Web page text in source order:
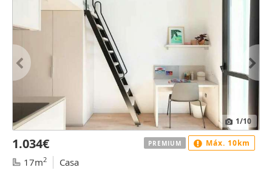
1/10
1.034€
17m2 Casa
PREMIUM Máx. 10km